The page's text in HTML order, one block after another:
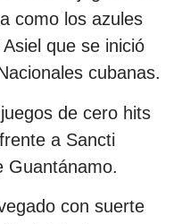
como los azules
que se inició
cubanas.
de cero hits
a Sancti
Guantánamo.
con suerte